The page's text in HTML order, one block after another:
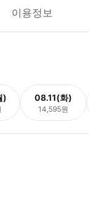
이용정보
) 08.11(화)
14,595원